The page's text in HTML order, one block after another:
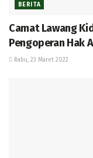
BERITA
Camat Lawang
Pengoperan Hak
Rabu, 23 Maret 2022